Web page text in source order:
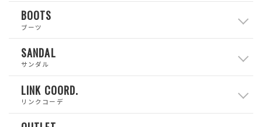
BOOTS
ブーツ
SANDAL
サンダル
LINK COORD.
リンクコーデ